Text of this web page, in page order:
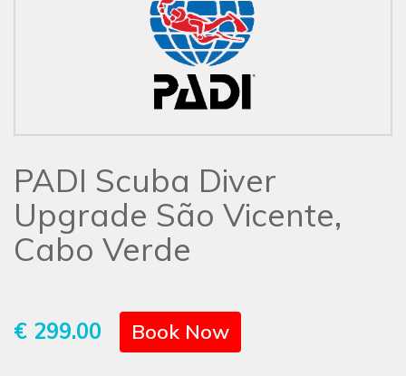
PADI Scuba Diver
Upgrade São Vicente,
Cabo Verde
€ 299.00 Book Now